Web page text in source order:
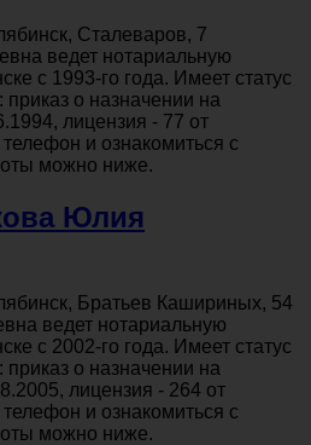
Сталеваров, 7
ведет нотариальную
с 1993-го года. Имеет статус
о назначении на
лицензия - 77 от
и ознакомиться с
можно ниже.
Юлия
Братьев Кашириных, 54
ведет нотариальную
с 2002-го года. Имеет статус
о назначении на
лицензия - 264 от
и ознакомиться с
можно ниже.